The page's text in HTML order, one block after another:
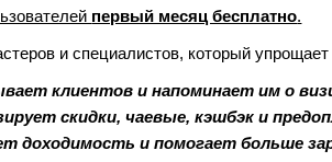
первый месяц бесплатно.
и специалистов, который
клиентов и напоминает им о
скидки, чаевые, кэшбэк и
доходимость и помогает больше